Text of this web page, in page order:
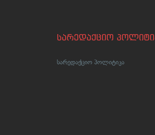
სარედაქციო
სარედაქციო პოლიტიკა